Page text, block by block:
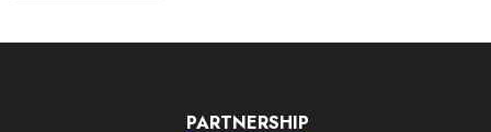
PARTNERSHIP